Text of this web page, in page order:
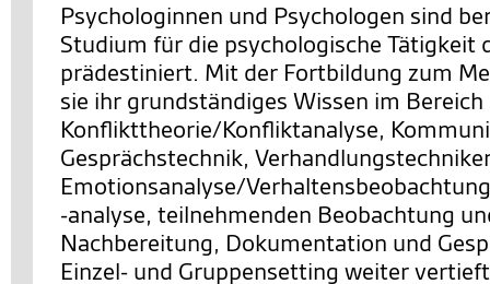
Psychologinnen und Psychologen sind
Studium für die psychologische Tätigkeit
prädestiniert. Mit der Fortbildung zum
sie ihr grundständiges Wissen im Bereich
Konflikttheorie/Konfliktanalyse,
Gesprächstechnik,
Emotionsanalyse/
-analyse, teilnehmenden Beobachtung
Nachbereitung, Dokumentation und
Einzel- und Gruppensetting weiter